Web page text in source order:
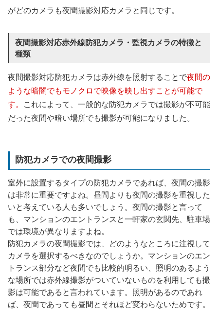
がどのカメラも夜間撮影対応カメラと同じです。
夜間撮影対応赤外線防犯カメラ・監視カメラの特徴と
種類
夜間撮影対応防犯カメラは赤外線を照射することで夜間の
ような暗闇でもモノクロで映像を映し出すことが可能で
す。
これによって、一般的な防犯カメラでは撮影が不可能
だった夜間や暗い場所でも撮影が可能になりました。
防犯カメラでの夜間撮影
室外に設置するタイプの防犯カメラであれば、夜間の撮影
は非常に重要ですよね。昼間よりも夜間の撮影を重視した
いと考えている人も多いでしょう。夜間の撮影と言って
も、マンションのエントランスと一軒家の玄関先、駐車場
では環境が異なりますよね。
防犯カメラの夜間撮影では、どのようなところに注視して
カメラを選択するべきなのでしょうか。マンションのエン
トランス部分など夜間でも比較的明るい、照明のあるよう
な場所では赤外線撮影がついていないものを利用しても撮
影は可能であると言われています。照明があるのであれ
ば、夜間であっても昼間とそれほど変わらないためです。